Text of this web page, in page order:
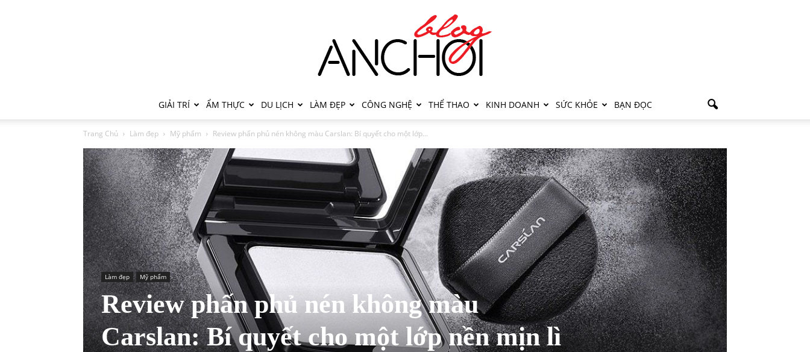
GIẢI TRÍ ẨM THỰC DU LỊCH LÀM ĐẸP CÔNG NGHỆ THỂ THAO KINH DOANH SỨC KHỎE BẠN ĐỌC
Trang Chủ Làm đẹp Mỹ phẩm Review phấn phủ nén không màu Carslan: Bí quyết cho một lớp...
Làm đẹp Mỹ phẩm
Review phấn phủ nén không màu
Carslan: Bí quyết cho một lớp nền mịn lì